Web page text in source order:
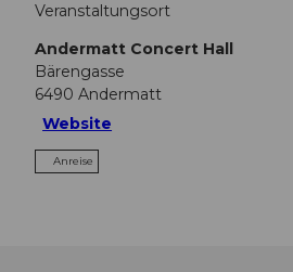
Veranstaltungsort
Andermatt Concert Hall
Bärengasse
6490 Andermatt
Website
Anreise